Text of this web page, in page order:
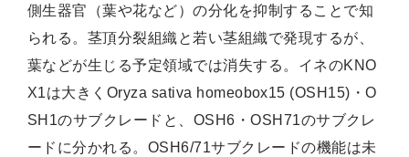
側生器官（葉や花など）の分化を抑制することで知
られる。茎頂分裂組織と若い茎組織で発現するが、
葉などが生じる予定領域では消失する。イネのKNO
X1は大きくOryza sativa homeobox15 (OSH15)・O
SH1のサブクレードと、OSH6・OSH71のサブクレ
ードに分かれる。OSH6/71サブクレードの機能は未